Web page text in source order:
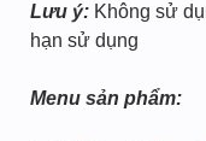
Lưu ý: Không sử
hạn sử dụng
Menu sản phẩm: